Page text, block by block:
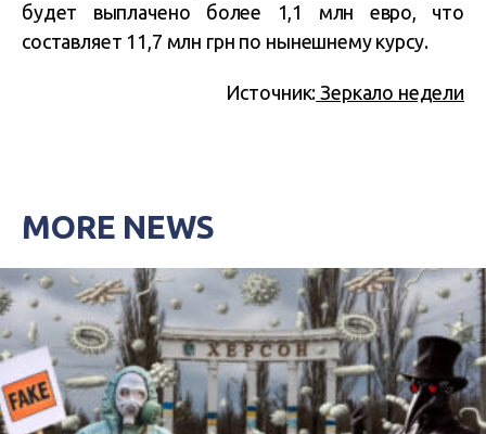
будет выплачено более 1,1 млн евро, что
составляет 11,7 млн грн по нынешнему курсу.
Источник: Зеркало недели
MORE NEWS